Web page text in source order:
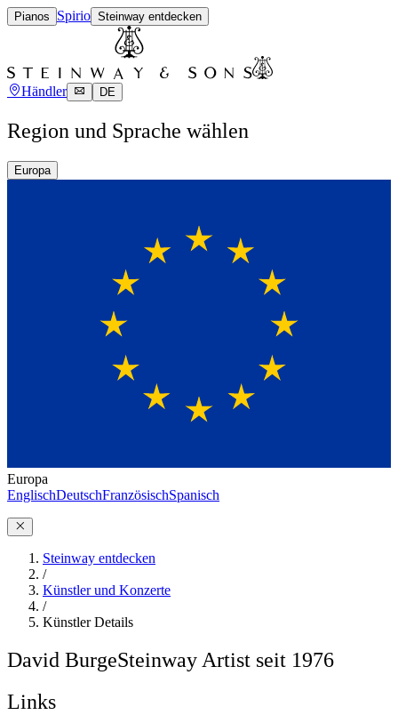
Pianos Spirio Steinway entdecken
Händler DE
Region und Sprache wählen
Europa
Europa
EnglischDeutschFranzösischSpanisch
Steinway entdecken
/
Künstler und Konzerte
/
Künstler Details
David BurgeSteinway Artist seit 1976
Links